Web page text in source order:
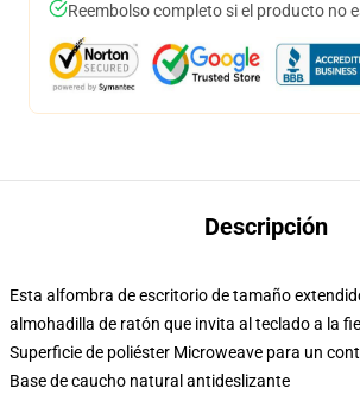
Reembolso completo si el producto no
Descripción
Esta alfombra de escritorio de tamaño
almohadilla de ratón que invita al teclado a la
Superficie de poliéster Microweave para un
Base de caucho natural antideslizante